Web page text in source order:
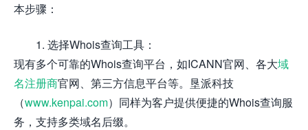
本步骤：
1. 选择Whois查询工具：
现有多个可靠的Whois查询平台，如ICANN官网、各大域
名注册商官网、第三方信息平台等。垦派科技
（www.kenpai.com）同样为客户提供便捷的Whois查询服
务，支持多类域名后缀。